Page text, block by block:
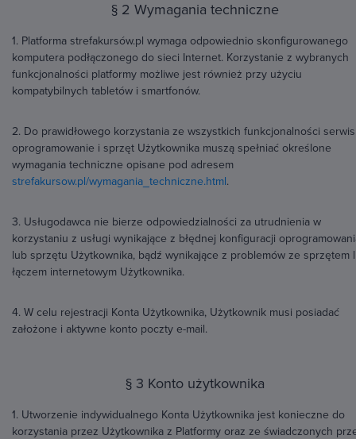
§ 2 Wymagania techniczne
1. Platforma strefakursów.pl wymaga odpowiednio skonfigurowanego
komputera podłączonego do sieci Internet. Korzystanie z wybranych
funkcjonalności platformy możliwe jest również przy użyciu
kompatybilnych tabletów i smartfonów.
2. Do prawidłowego korzystania ze wszystkich funkcjonalności
oprogramowanie i sprzęt Użytkownika muszą spełniać określone
wymagania techniczne opisane pod adresem
strefakursow.pl/wymagania_techniczne.html.
3. Usługodawca nie bierze odpowiedzialności za utrudnienia w
korzystaniu z usługi wynikające z błędnej konfiguracji
lub sprzętu Użytkownika, bądź wynikające z problemów ze sprzętem
łączem internetowym Użytkownika.
4. W celu rejestracji Konta Użytkownika, Użytkownik musi posiadać
założone i aktywne konto poczty e-mail.
§ 3 Konto użytkownika
1. Utworzenie indywidualnego Konta Użytkownika jest konieczne do
korzystania przez Użytkownika z Platformy oraz ze świadczonych